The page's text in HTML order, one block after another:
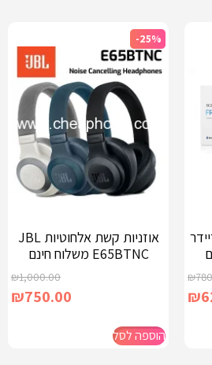
₪
₪
-25%
אוזניות קשת אלחוטיות JBL
E65BTNC משלוח חינם
₪1,000.00
₪750.00
הוספה לסל